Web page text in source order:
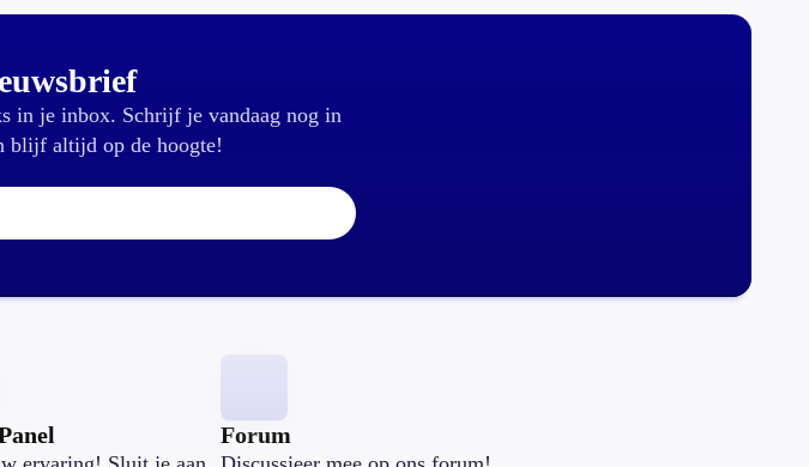
in je inbox. Schrijf je vandaag nog in
blijf altijd op de hoogte!
E-mailadres:
Forum